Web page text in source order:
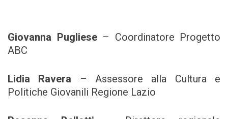
Giovanna Pugliese– Coordinatore Progetto
ABC
Lidia Ravera – Assessore alla Cultura e
Politiche Giovanili Regione Lazio